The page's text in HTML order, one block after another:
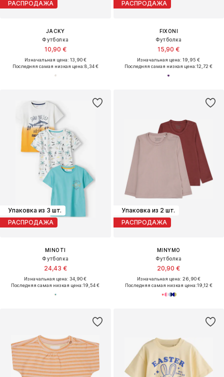
РАСПРОДАЖА
JACKY
Футболка
10,90 €
Изначальная цена: 13,90 €
Последняя самая низкая цена:8,34 €
РАСПРОДАЖА
FIXONI
Футболка
15,90 €
Изначальная цена: 19,95 €
Последняя самая низкая цена:12,72 €
Упаковка из 3 шт.
РАСПРОДАЖА
MINOTI
Футболка
24,43 €
Изначальная цена: 34,90 €
Последняя самая низкая цена:19,54 €
Упаковка из 2 шт.
РАСПРОДАЖА
MINYMO
Футболка
20,90 €
Изначальная цена: 26,90 €
Последняя самая низкая цена:19,12 €